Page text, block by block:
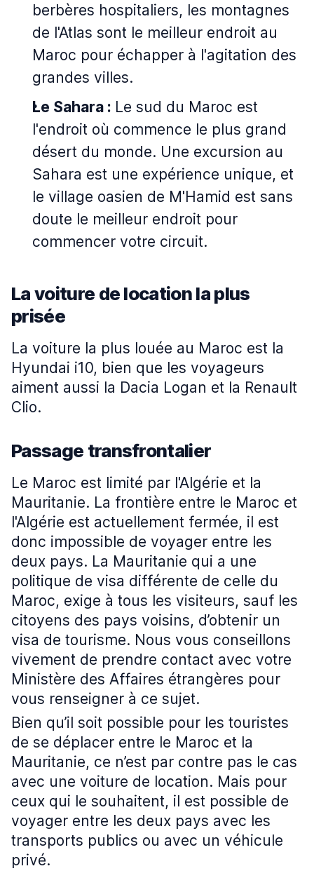
berbères hospitaliers, les montagnes
de l'Atlas sont le meilleur endroit au
Maroc pour échapper à l'agitation des
grandes villes.
Le Sahara : Le sud du Maroc est
l'endroit où commence le plus grand
désert du monde. Une excursion au
Sahara est une expérience unique, et
le village oasien de M'Hamid est sans
doute le meilleur endroit pour
commencer votre circuit.
La voiture de location la plus
prisée
La voiture la plus louée au Maroc est la
Hyundai i10, bien que les voyageurs
aiment aussi la Dacia Logan et la Renault
Clio.
Passage transfrontalier
Le Maroc est limité par l'Algérie et la
Mauritanie. La frontière entre le Maroc et
l'Algérie est actuellement fermée, il est
donc impossible de voyager entre les
deux pays. La Mauritanie qui a une
politique de visa différente de celle du
Maroc, exige à tous les visiteurs, sauf les
citoyens des pays voisins, d’obtenir un
visa de tourisme. Nous vous conseillons
vivement de prendre contact avec votre
Ministère des Affaires étrangères pour
vous renseigner à ce sujet.
Bien qu’il soit possible pour les touristes
de se déplacer entre le Maroc et la
Mauritanie, ce n’est par contre pas le cas
avec une voiture de location. Mais pour
ceux qui le souhaitent, il est possible de
voyager entre les deux pays avec les
transports publics ou avec un véhicule
privé.